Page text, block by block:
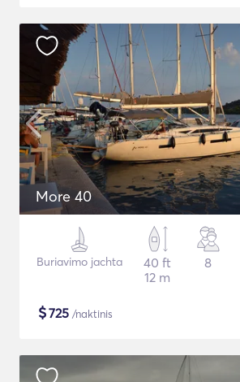
More 40
Buriavimo jachta
40 ft
12 m
8
$725 /naktinis